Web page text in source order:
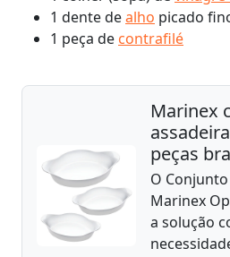
1 dente dealho picado
1 peça de contrafilé
Marinex
peças
O
Marinex
a solução